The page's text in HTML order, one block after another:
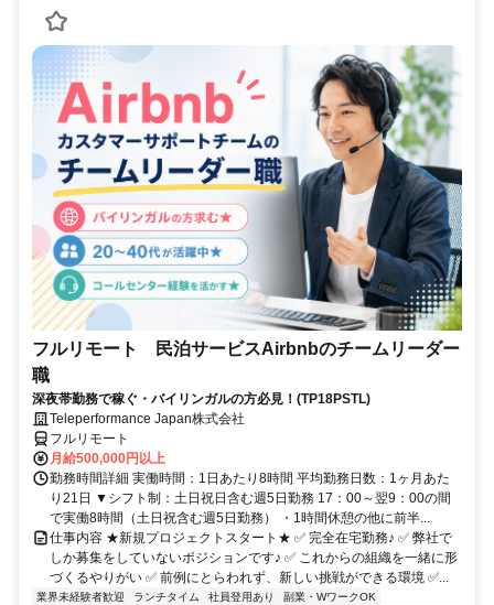
フルリモート 民泊サービスAirbnbのチームリーダー
職
深夜帯勤務で稼ぐ・バイリンガルの方必見！(TP18PSTL)
Teleperformance Japan株式会社
フルリモート
月給500,000円以上
勤務時間詳細 実働時間：1日あたり8時間 平均勤務日数：1ヶ月あた
り21日 ▼シフト制：土日祝日含む週5日勤務 17：00～翌9：00の間
で実働8時間（土日祝含む週5日勤務） ・1時間休憩の他に前半...
仕事内容 ★新規プロジェクトスタート★ ✅ 完全在宅勤務♪ ✅ 弊社で
しか募集をしていないポジションです♪ ✅ これからの組織を一緒に形
づくるやりがい ✅ 前例にとらわれず、新しい挑戦ができる環境 ✅...
業界未経験者歓迎 ランチタイム 社員登用あり
副業・WワークOK